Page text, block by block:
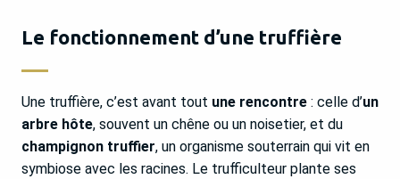
Le fonctionnement d’une truffière
Une truffière, c’est avant tout une rencontre : celle d’un
arbre hôte, souvent un chêne ou un noisetier, et du
champignon truffier, un organisme souterrain qui vit en
symbiose avec les racines. Le trufficulteur plante ses